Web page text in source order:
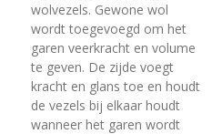
wolvezels. Gewone wol
wordt toegevoegd om het
garen veerkracht en volume
te geven. De zijde voegt
kracht en glans toe en houdt
de vezels bij elkaar houdt
wanneer het garen wordt